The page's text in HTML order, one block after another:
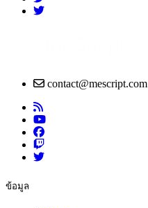
contact@mescript.com
ข้อมูล